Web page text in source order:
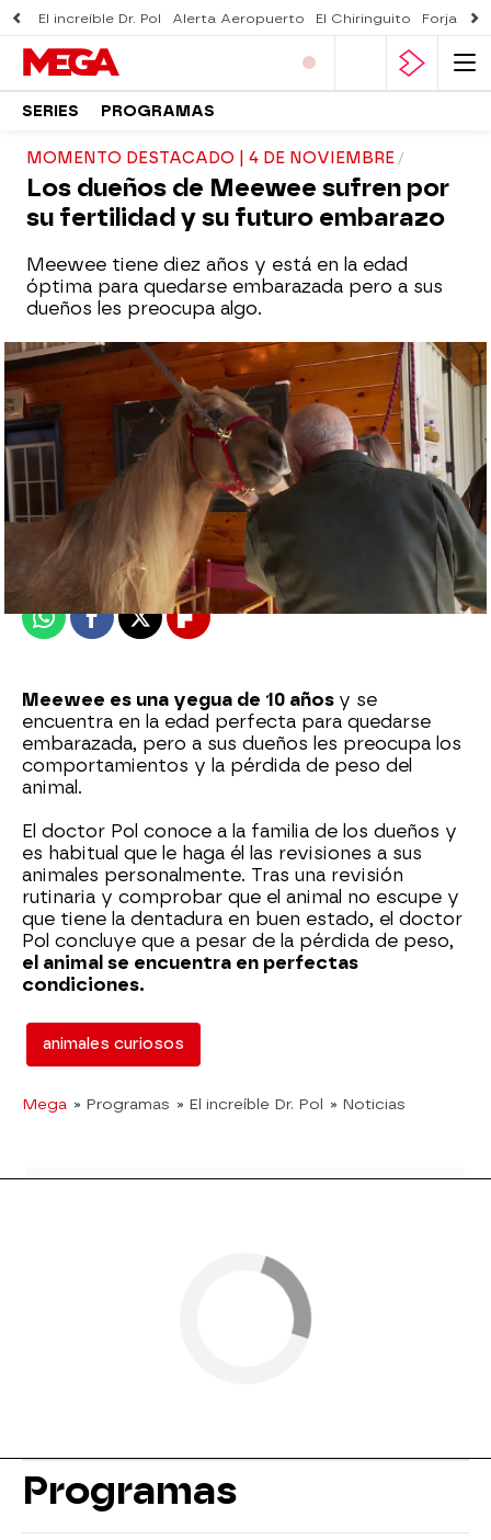
El increíble Dr. Pol Alerta Aeropuerto El Chiringuito Forjado
SERIES PROGRAMAS
MOMENTO DESTACADO | 4 DE NOVIEMBRE
Los dueños de Meewee sufren por
su fertilidad y su futuro embarazo
Meewee tiene diez años y está en la edad
óptima para quedarse embarazada pero a sus
dueños les preocupa algo.
mega
Madrid
Publicado:04 de noviembre de 2022, 17:44
WhatsappFacebook
X Flipboard
Meewee es una yegua de 10 años y se
encuentra en la edad perfecta para quedarse
embarazada, pero a sus dueños les preocupa los
comportamientos y la pérdida de peso del
animal.
El doctor Pol conoce a la familia de los dueños y
es habitual que le haga él las revisiones a sus
animales personalmente. Tras una revisión
rutinaria y comprobar que el animal no escupe y
que tiene la dentadura en buen estado, el doctor
Pol concluye que a pesar de la pérdida de peso,
el animal se encuentra en perfectas
condiciones.
animales curiosos
Mega » Programas » El increíble Dr. Pol » Noticias
Programas